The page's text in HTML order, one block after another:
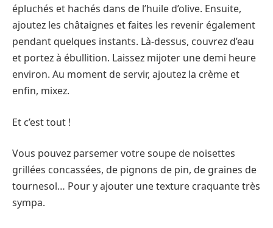
épluchés et hachés dans de l’huile d’olive. Ensuite,
ajoutez les châtaignes et faites les revenir également
pendant quelques instants. Là-dessus, couvrez d’eau
et portez à ébullition. Laissez mijoter une demi heure
environ. Au moment de servir, ajoutez la crème et
enfin, mixez.
Et c’est tout !
Vous pouvez parsemer votre soupe de noisettes
grillées concassées, de pignons de pin, de graines de
tournesol… Pour y ajouter une texture craquante très
sympa.